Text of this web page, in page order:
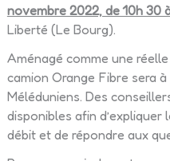
novembre 2022, de 10h 30
Liberté (Le Bourg).
Aménagé comme une
camion Orange Fibre sera
Méléduniens. Des
disponibles afin d’expliquer
débit et de répondre aux